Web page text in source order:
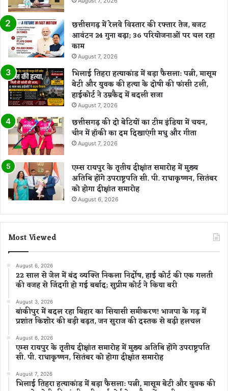
छत्तीसगढ़ में रेलवे विस्तार की रफ्तार तेज, बजट
आवंटन 24 गुना बढ़ा; 36 परियोजनाओं पर चल रहा
काम
August 7, 2026
भिलाई तिहरा हत्याकांड में बड़ा फैसला: पत्नी, मासूम
बेटी और युवक की हत्या के दोषी की फांसी टली,
हाईकोर्ट ने उम्रकैद में बदली सजा
August 7, 2026
छत्तीसगढ़ की दो बेटियों का टीम इंडिया में चयन,
चीन में हॉकी का दम दिखाएंगी मधु और गीता
August 7, 2026
एम्स रायपुर के तृतीय दीक्षांत समारोह में मुख्य
अतिथि होंगे उपराष्ट्रपति सी. पी. राधाकृष्णन, सितंबर
को होगा दीक्षांत समारोह
August 6, 2026
Most Viewed
August 6, 2026
22 साल से जेल में बंद व्यक्ति निकला निर्दोष, हाई कोर्ट की एक गलती
की वजह से जिंदगी हो गई बर्बाद; सुप्रीम कोर्ट ने किया बरी
August 3, 2026
बांकीपुर में बदल रहा बिहार का सियासी समीकरण! भाजपा के गढ़ में
प्रशांत किशोर की बड़ी बढ़त, जन सुराज की दस्तक से बढ़ी हलचल
August 6, 2026
एम्स रायपुर के तृतीय दीक्षांत समारोह में मुख्य अतिथि होंगे उपराष्ट्रपति
सी. पी. राधाकृष्णन, सितंबर को होगा दीक्षांत समारोह
August 7, 2026
भिलाई तिहरा हत्याकांड में बड़ा फैसला: पत्नी, मासूम बेटी और युवक की